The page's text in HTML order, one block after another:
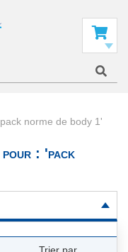
norme de body 1'
: 'pack